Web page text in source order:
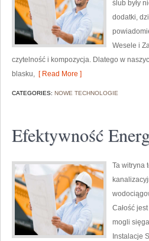
ślub były
dodatki,
Wesele i
czytelność i kompozycja. Dlatego w
blasku, [ Read More ]
CATEGORIES: NOWE TECHNOLOGIE
Efektywność
Ta witryna
Całość
mogli
Instalacje